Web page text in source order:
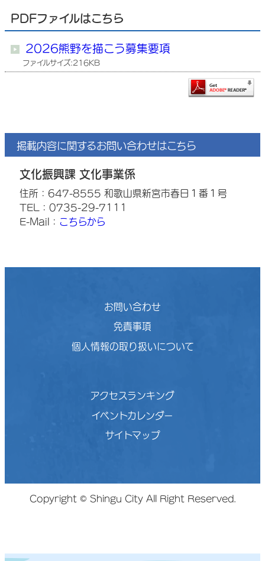
PDFファイルはこちら
2026熊野を描こう募集要項
ファイルサイズ:216KB
掲載内容に関するお問い合わせはこちら
文化振興課 文化事業係
住所：647-8555 和歌山県新宮市春日１番１号
TEL：0735-29-7111
E-Mail： こちらから
お問い合わせ
免責事項
個人情報の取り扱いについて
アクセスランキング
イベントカレンダー
サイトマップ
Copyright © Shingu City All Right Reserved.